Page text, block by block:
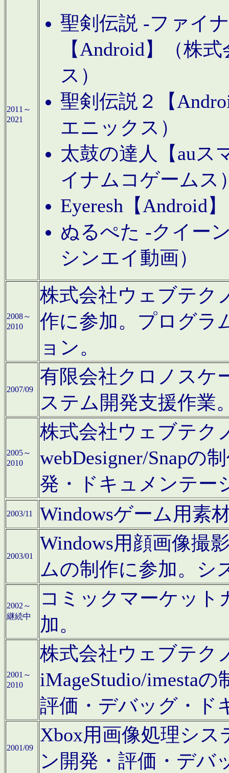
2011～
2021
聖剣伝説 -ファイ
【Android】（株
ス）
聖剣伝説２【
エニックス）
太鼓の達人【auス
イナムコゲームス
Eyeresh【Android
ぬるぺた -クイー
シンエイ動画）
2008～
2010
株式会社ウェブテク
作に参加。プログラ
ョン。
2007/09
有限会社クロノスケ
ステム開発支援作業
2005～
2010
株式会社ウェブテク
webDesigner/Snapの
発・ドキュメンテー
2003/11 Windowsゲーム用素
2003/01
Windows用顔画像撮
ムの制作に参加。シ
2002～
継続中
コミックマーケット
加。
2001～
2010
株式会社ウェブテク
iMageStudio/imesta
評価・デバッグ・ド
2001/09
Xbox用画像処理シ
ン開発・評価・デバ